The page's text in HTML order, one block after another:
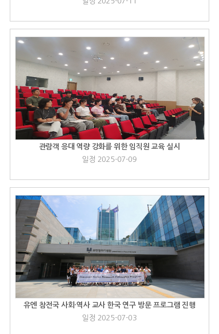
관람객 응대 역량 강화를 위한 임직원 교육 실시
일정 2025-07-09
유엔 참전국 사회·역사 교사 한국 연구 방문 프로그램 진행
일정 2025-07-03